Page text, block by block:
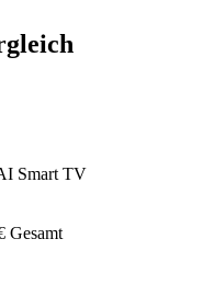
Smart TV
Gesamt